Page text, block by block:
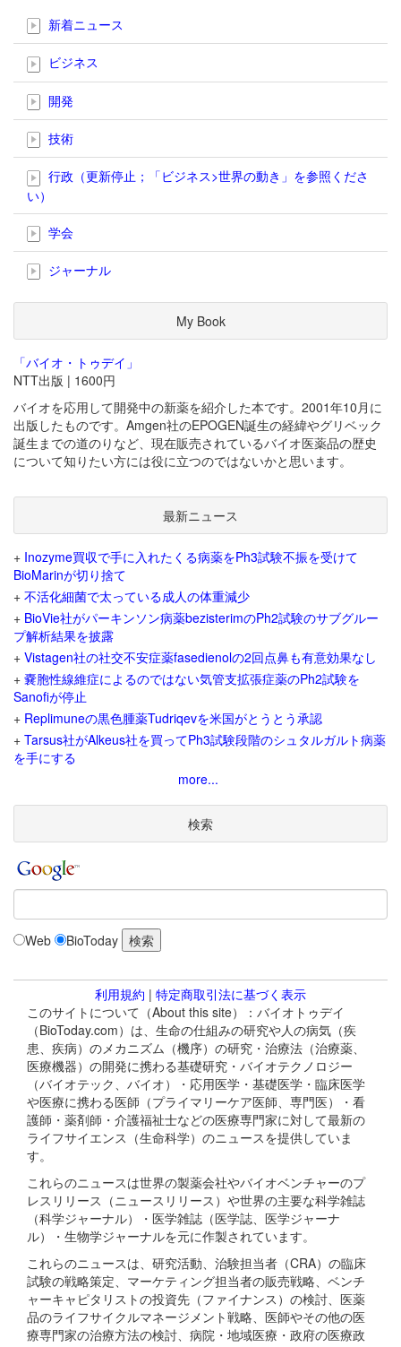
新着ニュース
ビジネス
開発
技術
行政（更新停止；「ビジネス>世界の動き」を参照くださ
い）
学会
ジャーナル
My Book
「バイオ・トゥデイ」
NTT出版 | 1600円
バイオを応用して開発中の新薬を紹介した本です。2001年10月に
出版したものです。Amgen社のEPOGEN誕生の経緯やグリベック
誕生までの道のりなど、現在販売されているバイオ医薬品の歴史
について知りたい方には役に立つのではないかと思います。
最新ニュース
+ Inozyme買収で手に入れたくる病薬をPh3試験不振を受けて
BioMarinが切り捨て
+ 不活化細菌で太っている成人の体重減少
+ BioVie社がパーキンソン病薬bezisterimのPh2試験のサブグルー
プ解析結果を披露
+ Vistagen社の社交不安症薬fasedienolの2回点鼻も有意効果なし
+ 嚢胞性線維症によるのではない気管支拡張症薬のPh2試験を
Sanofiが停止
+ Replimuneの黒色腫薬Tudriqevを米国がとうとう承認
+ Tarsus社がAlkeus社を買ってPh3試験段階のシュタルガルト病薬
を手にする
more...
検索
Web BioToday
利用規約 | 特定商取引法に基づく表示
このサイトについて（About this site）：バイオトゥデイ
（BioToday.com）は、生命の仕組みの研究や人の病気（疾
患、疾病）のメカニズム（機序）の研究・治療法（治療薬、
医療機器）の開発に携わる基礎研究・バイオテクノロジー
（バイオテック、バイオ）・応用医学・基礎医学・臨床医学
や医療に携わる医師（プライマリーケア医師、専門医）・看
護師・薬剤師・介護福祉士などの医療専門家に対して最新の
ライフサイエンス（生命科学）のニュースを提供していま
す。
これらのニュースは世界の製薬会社やバイオベンチャーのプ
レスリリース（ニュースリリース）や世界の主要な科学雑誌
（科学ジャーナル）・医学雑誌（医学誌、医学ジャーナ
ル）・生物学ジャーナルを元に作製されています。
これらのニュースは、研究活動、治験担当者（CRA）の臨床
試験の戦略策定、マーケティング担当者の販売戦略、ベンチ
ャーキャピタリストの投資先（ファイナンス）の検討、医薬
品のライフサイクルマネージメント戦略、医師やその他の医
療専門家の治療方法の検討、病院・地域医療・政府の医療政